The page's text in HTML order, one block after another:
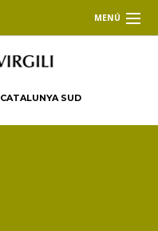
MENÚ
CATALUNYA SUD